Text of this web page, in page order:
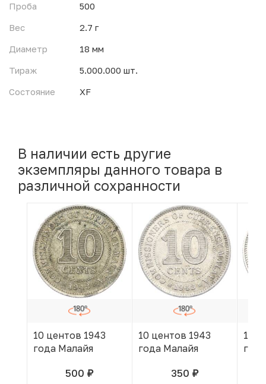
Проба
500
Вес
2.7 г
Диаметр
18 мм
Тираж
5.000.000 шт.
Состояние
XF
В наличии есть другие
экземпляры данного товара в
различной сохранности
10 центов 1943
года Малайя
500 руб.
В КОРЗИНЕ
10 центов 1943
года Малайя
350 руб.
В КОРЗИНЕ
10